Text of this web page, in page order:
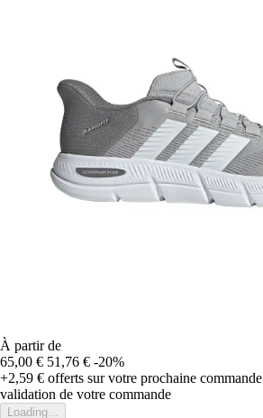
À partir de
65,00 € 51,76 € -20%
+2,59 € offerts sur votre prochaine commande
validation de votre commande
Loading...